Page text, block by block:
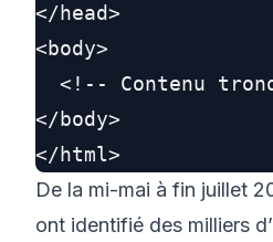
</head>
<body>
<!-- Contenu
</body>
De la mi-mai à fin juillet
ont identifié des milliers